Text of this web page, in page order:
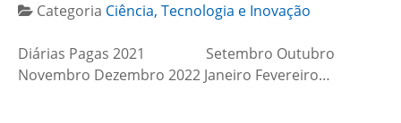
Categoria Ciência, Tecnologia e Inovação
Diárias Pagas 2021 Setembro Outubro
Novembro Dezembro 2022 Janeiro Fevereiro…